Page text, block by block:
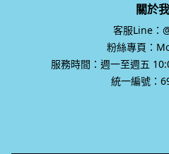
關於
客服Line：
粉絲專頁：
服務時間：週一至週五
統一編號：